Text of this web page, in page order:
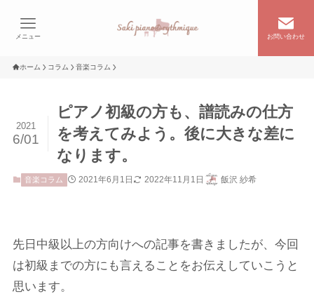
お問い合わせ
メニュー
ホーム コラム 音楽コラム
ピアノ初級の方も、譜読みの仕方
を考えてみよう。後に大きな差に
なります。
2021
6/01
音楽コラム 2021年6月1日 2022年11月1日 飯沢 紗希
先日中級以上の方向けへの記事を書きましたが、今回
は初級までの方にも言えることをお伝えしていこうと
思います。